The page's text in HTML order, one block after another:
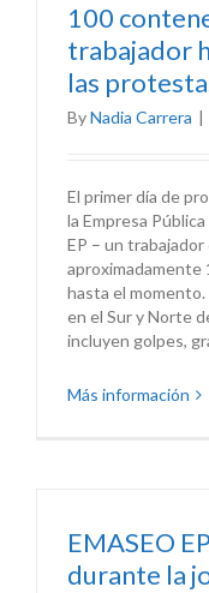
100
trabajador
las
ByNadia Carrera |
El primer día de
la Empresa
EP – un
hasta el
en el Sur y Norte
incluyen golpes,
Más información
EMASEO
durante la